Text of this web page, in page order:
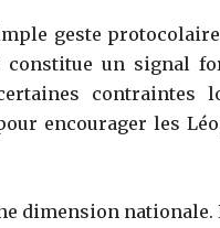
geste
constitue un signal
contraintes
encourager les
dimension